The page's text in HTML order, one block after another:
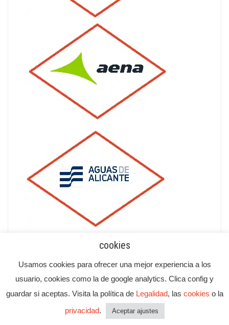
cookies
Usamos cookies para ofrecer una mejor experiencia a los
usuario, cookies como la de google analytics. Clica config y
guardar si aceptas. Visita la política de Legalidad, las cookies o la
privacidad. Aceptar ajustes